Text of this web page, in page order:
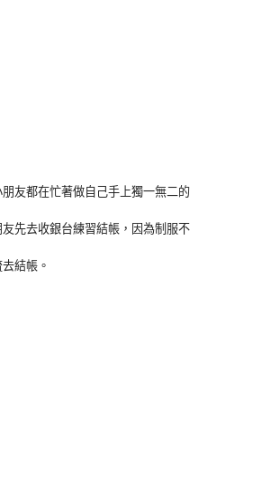
友都在忙著做自己手上獨一無二的
先去收銀台練習結帳，因為制服不
結帳。